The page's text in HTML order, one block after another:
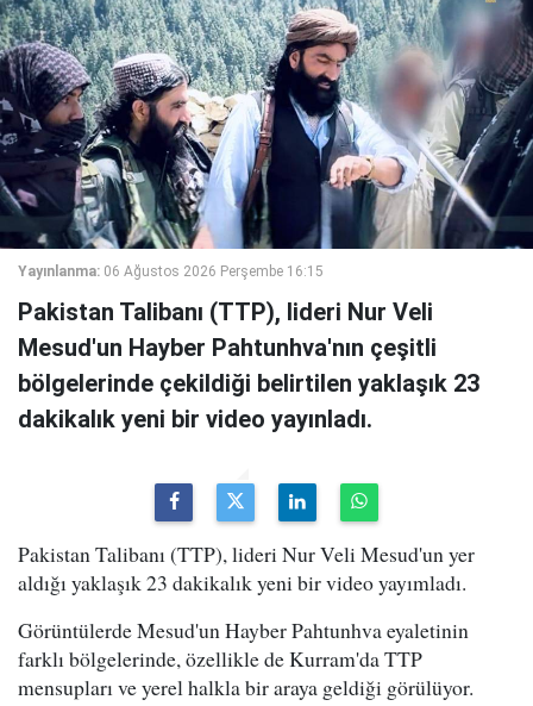
Yayınlanma: 06 Ağustos 2026 Perşembe 16:15
Pakistan Talibanı (TTP), lideri Nur Veli
Mesud'un Hayber Pahtunhva'nın çeşitli
bölgelerinde çekildiği belirtilen yaklaşık 23
dakikalık yeni bir video yayınladı.
Pakistan Talibanı (TTP), lideri Nur Veli Mesud'un yer
aldığı yaklaşık 23 dakikalık yeni bir video yayımladı.
Görüntülerde Mesud'un Hayber Pahtunhva eyaletinin
farklı bölgelerinde, özellikle de Kurram'da TTP
mensupları ve yerel halkla bir araya geldiği görülüyor.